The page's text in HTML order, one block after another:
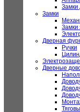
Замки
Замки
Замки
Дверная
Ручки
Дверные